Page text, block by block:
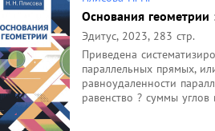
Основания геометрии
Эдитус, 2023, 283 стр.
Приведена
параллельных прямых,
равноудаленности
равенство ? суммы углов